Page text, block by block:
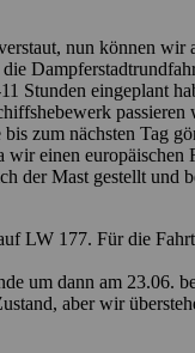
nun können
Stunden eingeplant
zum nächsten Tag
einen
Mast gestellt und
LW 177. Für die
um dann am 23.06.
aber wir